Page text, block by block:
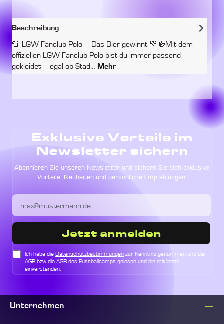
Beschreibung
👕 LGW Fanclub Polo – Das Bier gewinnt 💚🍻Mit dem
offiziellen LGW Fanclub Polo bist du immer passend
gekleidet – egal ob Stad… Mehr
Exklusive Vorteile im
Newsletter sichern
Abonnieren Sie unseren Newsletter und sichern Sie sich exklusive
Vorteile, Neuheiten und persönliche Empfehlungen.
Jetzt anmelden
Ich habe die Datenschutzbestimmungen zur Kenntnis genommen und die
AGB bzw die AGB des Fussballcamps gelesen und bin mit ihnen
einverstanden.
Unternehmen